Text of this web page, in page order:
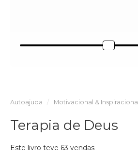
Autoajuda Motivacional & Inspiracional
Terapia de Deus
Este livro teve 63 vendas